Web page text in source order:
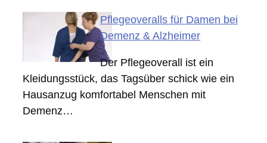
Pflegeoveralls für Damen bei
Demenz & Alzheimer
Der Pflegeoverall ist ein
Kleidungsstück, das Tagsüber schick wie ein
Hausanzug komfortabel Menschen mit
Demenz…